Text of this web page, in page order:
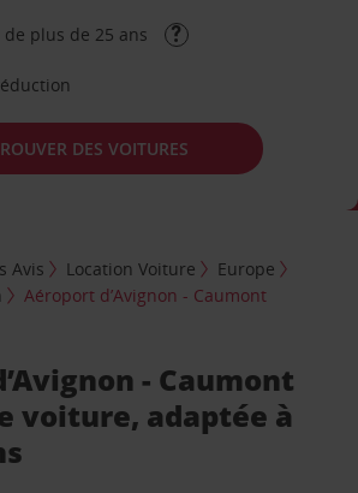
plus de 25 ans
DES VOITURES
Avis Location Voiture
Europe
Aéroport d’Avignon - Caumont
- Caumont
voiture, adaptée à